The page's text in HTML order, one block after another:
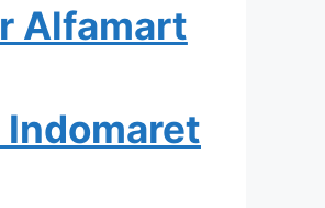
Alfamart
Indomaret